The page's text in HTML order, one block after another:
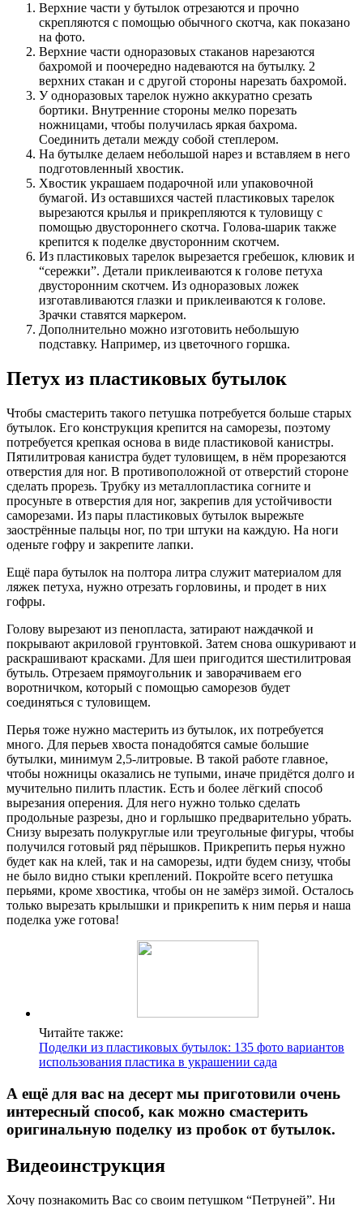
Верхние части у бутылок отрезаются и прочно
скрепляются с помощью обычного скотча, как показано
на фото.
Верхние части одноразовых стаканов нарезаются
бахромой и поочередно надеваются на бутылку. 2
верхних стакан и с другой стороны нарезать бахромой.
У одноразовых тарелок нужно аккуратно срезать
бортики. Внутренние стороны мелко порезать
ножницами, чтобы получилась яркая бахрома.
Соединить детали между собой степлером.
На бутылке делаем небольшой нарез и вставляем в него
подготовленный хвостик.
Хвостик украшаем подарочной или упаковочной
бумагой. Из оставшихся частей пластиковых тарелок
вырезаются крылья и прикрепляются к туловищу с
помощью двустороннего скотча. Голова-шарик также
крепится к поделке двусторонним скотчем.
Из пластиковых тарелок вырезается гребешок, клювик и
“сережки”. Детали приклеиваются к голове петуха
двусторонним скотчем. Из одноразовых ложек
изготавливаются глазки и приклеиваются к голове.
Зрачки ставятся маркером.
Дополнительно можно изготовить небольшую
подставку. Например, из цветочного горшка.
Петух из пластиковых бутылок
Чтобы смастерить такого петушка потребуется больше старых
бутылок. Его конструкция крепится на саморезы, поэтому
потребуется крепкая основа в виде пластиковой канистры.
Пятилитровая канистра будет туловищем, в нём прорезаются
отверстия для ног. В противоположной от отверстий стороне
сделать прорезь. Трубку из металлопластика согните и
просуньте в отверстия для ног, закрепив для устойчивости
саморезами. Из пары пластиковых бутылок вырежьте
заострённые пальцы ног, по три штуки на каждую. На ноги
оденьте гофру и закрепите лапки.
Ещё пара бутылок на полтора литра служит материалом для
ляжек петуха, нужно отрезать горловины, и продет в них
гофры.
Голову вырезают из пенопласта, затирают наждачкой и
покрывают акриловой грунтовкой. Затем снова ошкуривают и
раскрашивают красками. Для шеи пригодится шестилитровая
бутыль. Отрезаем прямоугольник и заворачиваем его
воротничком, который с помощью саморезов будет
соединяться с туловищем.
Перья тоже нужно мастерить из бутылок, их потребуется
много. Для перьев хвоста понадобятся самые большие
бутылки, минимум 2,5-литровые. В такой работе главное,
чтобы ножницы оказались не тупыми, иначе придётся долго и
мучительно пилить пластик. Есть и более лёгкий способ
вырезания оперения. Для него нужно только сделать
продольные разрезы, дно и горлышко предварительно убрать.
Снизу вырезать полукруглые или треугольные фигуры, чтобы
получился готовый ряд пёрышков. Прикрепить перья нужно
будет как на клей, так и на саморезы, идти будем снизу, чтобы
не было видно стыки креплений. Покройте всего петушка
перьями, кроме хвостика, чтобы он не замёрз зимой. Осталось
только вырезать крылышки и прикрепить к ним перья и наша
поделка уже готова!
Читайте также:
Поделки из пластиковых бутылок: 135 фото вариантов
использования пластика в украшении сада
А ещё для вас на десерт мы приготовили очень
интересный способ, как можно смастерить
оригинальную поделку из пробок от бутылок.
Видеоинструкция
Хочу познакомить Вас со своим петушком “Петруней”. Ни